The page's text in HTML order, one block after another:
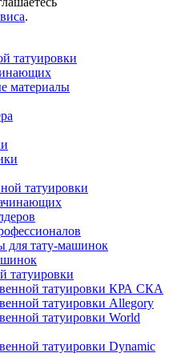
.
татуировки
материалы
татуировки
для тату-машинок
татуировки
татуировки КРА СКА
татуировки Allegory
татуировки World
татуировки Dynamic